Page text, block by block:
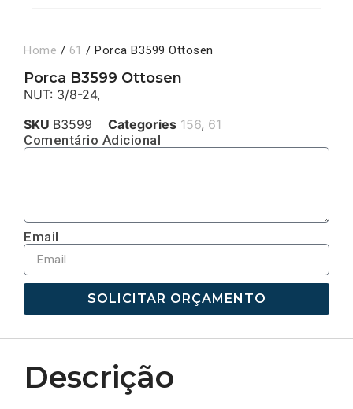
Home / 61 / Porca B3599 Ottosen
Porca B3599 Ottosen
NUT: 3/8-24,
SKU B3599 Categories 156, 61
Comentário Adicional
Email
SOLICITAR ORÇAMENTO
Descrição